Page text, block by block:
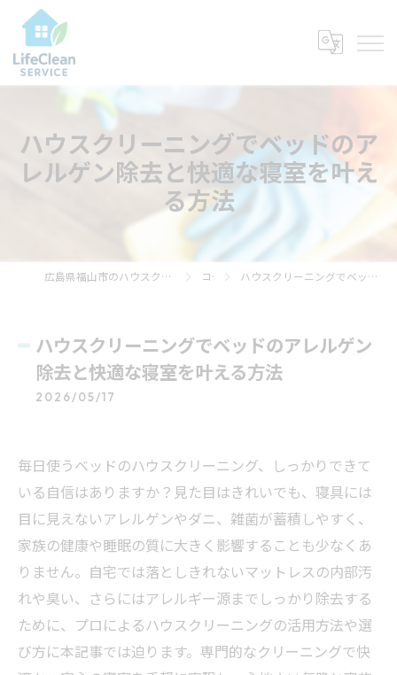
ハウスクリーニングでベッドのア
レルゲン除去と快適な寝室を叶え
る方法
広島県福山市のハウスクリーニングならライフ・クリーン・サービス コラム ハウスクリーニングでベッドのアレルゲン除去と快適な寝室を叶える方法
ハウスクリーニングでベッドのアレルゲン
除去と快適な寝室を叶える方法
2026/05/17
毎日使うベッドのハウスクリーニング、しっかりできて
いる自信はありますか？見た目はきれいでも、寝具には
目に見えないアレルゲンやダニ、雑菌が蓄積しやすく、
家族の健康や睡眠の質に大きく影響することも少なくあ
りません。自宅では落としきれないマットレスの内部汚
れや臭い、さらにはアレルギー源までしっかり除去する
ために、プロによるハウスクリーニングの活用方法や選
び方に本記事では迫ります。専門的なクリーニングで快